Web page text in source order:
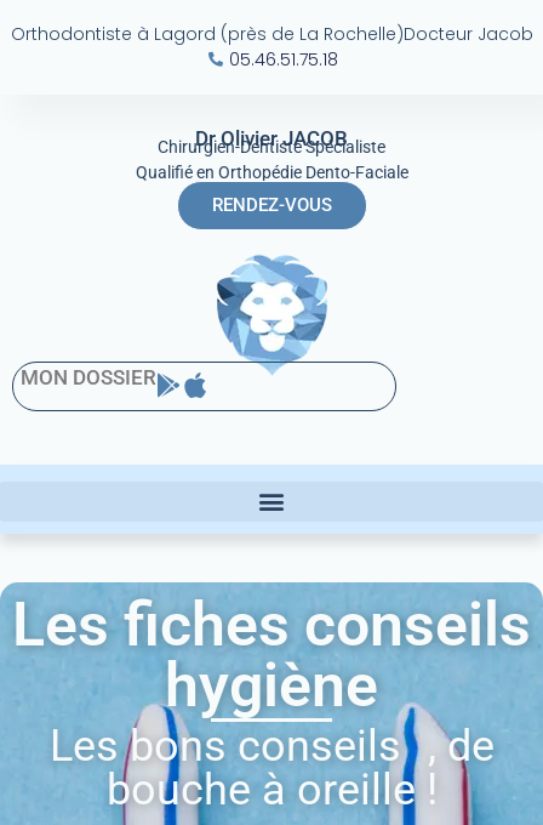
Orthodontiste à Lagord (près de La Rochelle)Docteur Jacob
05.46.51.75.18
Dr Olivier JACOB
Chirurgien-Dentiste Spécialiste
Qualifié en Orthopédie Dento-Faciale
RENDEZ-VOUS
MON DOSSIER
Les fiches conseils
hygiène
Les bons conseils , de
bouche à oreille !